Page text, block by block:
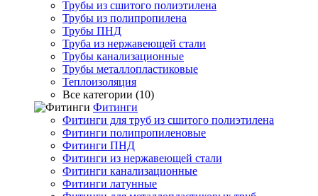
Трубы из сшитого полиэтилена
Трубы из полипропилена
Трубы ПНД
Труба из нержавеющей стали
Трубы канализационные
Трубы металлопластиковые
Теплоизоляция
Все категории (10)
Фитинги
Фитинги для труб из сшитого полиэтилена
Фитинги полипропиленовые
Фитинги ПНД
Фитинги из нержавеющей стали
Фитинги канализационные
Фитинги латунные